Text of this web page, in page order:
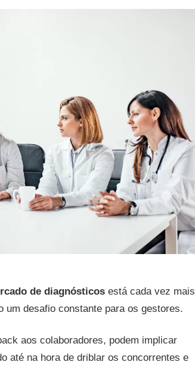
de diagnósticos está cada vez mais
desafio constante para os gestores.
aos colaboradores, podem implicar
até na hora de driblar os concorrentes e